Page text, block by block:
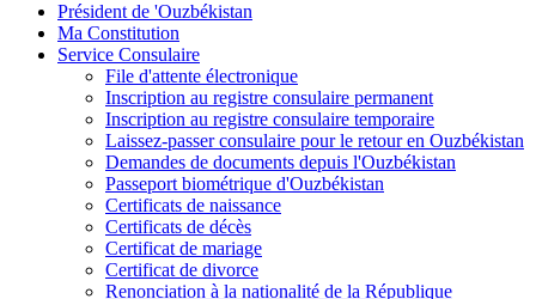
Président de 'Ouzbékistan
Ma Constitution
Service Consulaire
File d'attente électronique
Inscription au registre consulaire permanent
Inscription au registre consulaire temporaire
Laissez-passer consulaire pour le retour en Ouzbékistan
Demandes de documents depuis l'Ouzbékistan
Passeport biométrique d'Ouzbékistan
Certificats de naissance
Certificats de décès
Certificat de mariage
Certificat de divorce
Renonciation à la nationalité de la République